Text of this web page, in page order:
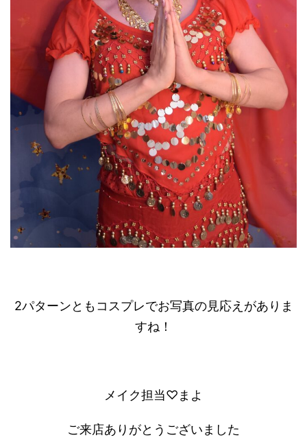
2パターンともコスプレでお写真の見応えがありま
すね！
メイク担当♡まよ
ご来店ありがとうございました